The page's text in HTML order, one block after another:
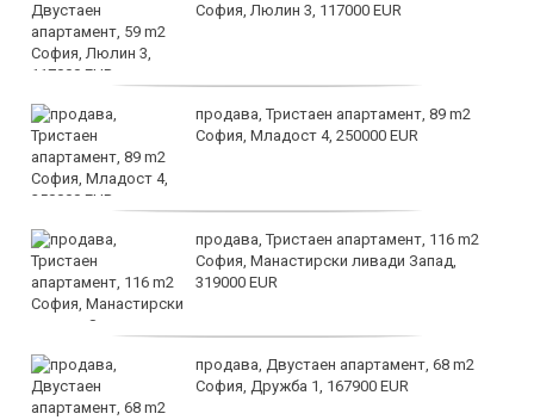
София, Люлин 3, 117000 EUR
продава, Тристаен апартамент, 89 m2
София, Младост 4, 250000 EUR
продава, Тристаен апартамент, 116 m2
София, Манастирски ливади Запад,
319000 EUR
продава, Двустаен апартамент, 68 m2
София, Дружба 1, 167900 EUR